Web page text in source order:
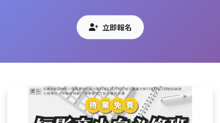
立即報名